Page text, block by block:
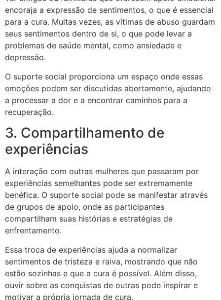
encoraja a expressão de sentimentos, o que é essencial
para a cura. Muitas vezes, as vítimas de abuso guardam
seus sentimentos dentro de si, o que pode levar a
problemas de saúde mental, como ansiedade e
depressão.
O suporte social proporciona um espaço onde essas
emoções podem ser discutidas abertamente, ajudando
a processar a dor e a encontrar caminhos para a
recuperação.
3. Compartilhamento de
experiências
A interação com outras mulheres que passaram por
experiências semelhantes pode ser extremamente
benéfica. O suporte social pode se manifestar através
de grupos de apoio, onde as participantes
compartilham suas histórias e estratégias de
enfrentamento.
Essa troca de experiências ajuda a normalizar
sentimentos de tristeza e raiva, mostrando que não
estão sozinhas e que a cura é possível. Além disso,
ouvir sobre as conquistas de outras pode inspirar e
motivar a própria jornada de cura.